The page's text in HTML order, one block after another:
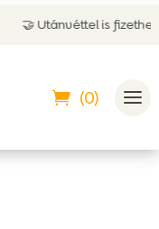
is fizethetsz
(0)